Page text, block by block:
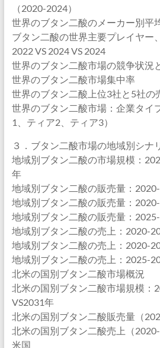
（2020-2024）
世界のブタン二酸のメーカー別平
ブタン二酸の世界主要プレイヤー
2022 VS 2024 VS 2024
世界のブタン二酸市場の競争状況
世界のブタン二酸市場集中率
世界のブタン二酸上位3社と5社の
世界のブタン二酸市場：企業タイ
1、ティア2、ティア3）
３．ブタン二酸市場の地域別シナ
地域別ブタン二酸の市場規模：
年
地域別ブタン二酸の販売量：
地域別ブタン二酸の販売量：
地域別ブタン二酸の販売量：
地域別ブタン二酸の売上：2020-
地域別ブタン二酸の売上：2020-
地域別ブタン二酸の売上：2025-
北米の国別ブタン二酸市場概況
北米の国別ブタン二酸市場規模：
VS2031年
北米の国別ブタン二酸販売量（
北米の国別ブタン二酸売上（2020-
米国